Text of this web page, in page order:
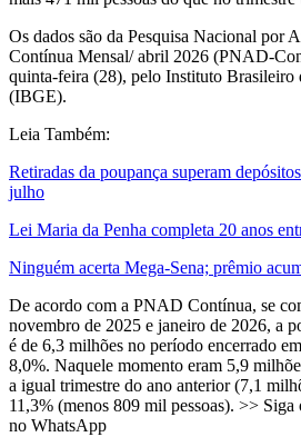
Os dados são da Pesquisa Nacional por
Contínua Mensal/ abril 2026 (PNAD-
quinta-feira (28), pelo Instituto Brasileiro
(IBGE).
Leia Também:
Retiradas da poupança superam
julho
Lei Maria da Penha completa 20 anos
Ninguém acerta Mega-Sena; prêmio
De acordo com a PNAD Contínua, se
novembro de 2025 e janeiro de 2026, a
é de 6,3 milhões no período encerrado
8,0%. Naquele momento eram 5,9
a igual trimestre do ano anterior (7,1
11,3% (menos 809 mil pessoas). >>
no WhatsApp